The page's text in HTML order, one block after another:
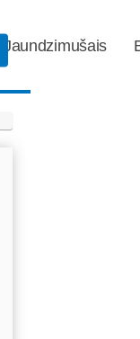
Jaundzimušais